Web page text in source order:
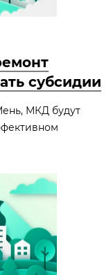
субсидии
МКД будут